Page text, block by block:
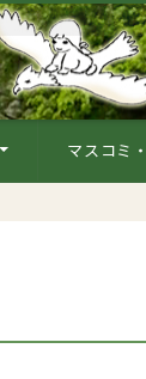
マスコミ